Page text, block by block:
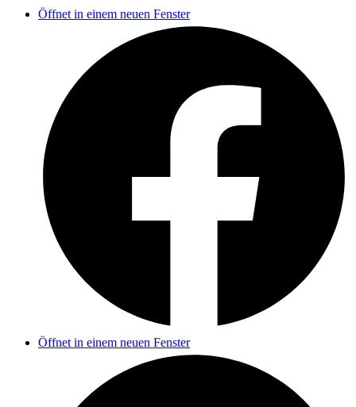
Öffnet in einem neuen Fenster
Öffnet in einem neuen Fenster